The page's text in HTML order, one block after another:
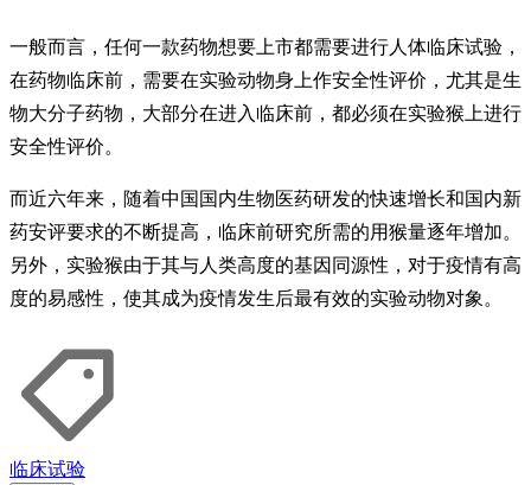
一般而言，任何一款药物想要上市都需要进行人体临床试验，
在药物临床前，需要在实验动物身上作安全性评价，尤其是生
物大分子药物，大部分在进入临床前，都必须在实验猴上进行
安全性评价。
而近六年来，随着中国国内生物医药研发的快速增长和国内新
药安评要求的不断提高，临床前研究所需的用猴量逐年增加。
另外，实验猴由于其与人类高度的基因同源性，对于疫情有高
度的易感性，使其成为疫情发生后最有效的实验动物对象。
临床试验